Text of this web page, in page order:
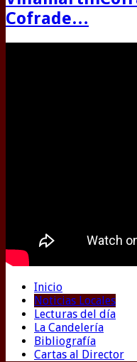
Cofrade…
Inicio
Noticias Locales
Lecturas del día
La Candelería
Bibliografía
Cartas al Director